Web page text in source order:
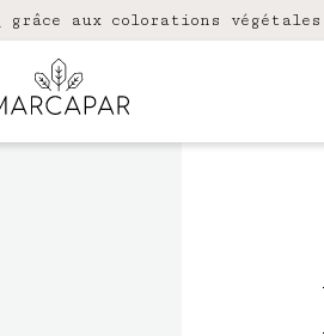
grâce aux colorations végétales